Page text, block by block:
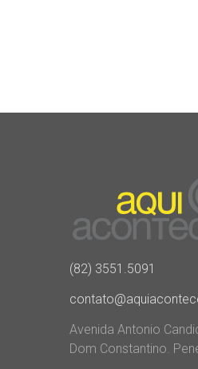
(82) 3551.5091
Avenida Antonio
Dom Constantino.